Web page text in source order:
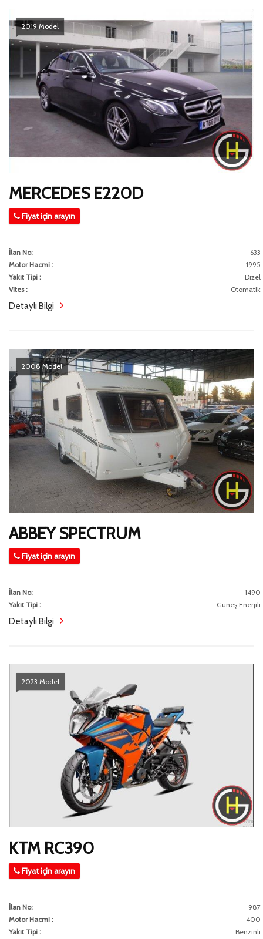
2019 Model
MERCEDES E220D
Fiyat için arayın
İlan No:
633
Motor Hacmi :
1995
Yakıt Tipi :
Dizel
Vites :
Otomatik
Detaylı Bilgi
2008 Model
ABBEY SPECTRUM
Fiyat için arayın
İlan No:
1490
Yakıt Tipi :
Güneş Enerjili
Detaylı Bilgi
2023 Model
KTM RC390
Fiyat için arayın
İlan No:
987
Motor Hacmi :
400
Yakıt Tipi :
Benzinli